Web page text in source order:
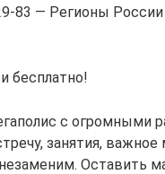
83 — Регионы
бесплатно!
с огромными
занятия,
Оставить